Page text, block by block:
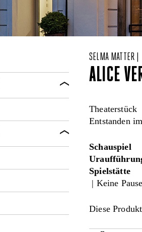
SELMA MATTER |
ALICE
Theaterstück
Entstanden
Schauspiel
Spielstätte
| Keine
Diese